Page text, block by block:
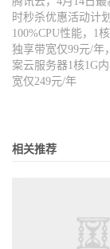
时秒杀优惠活动计
100%CPU性能，1
独享带宽仅99元/年
案云服务器1核1G
宽仅249元/年
相关推荐